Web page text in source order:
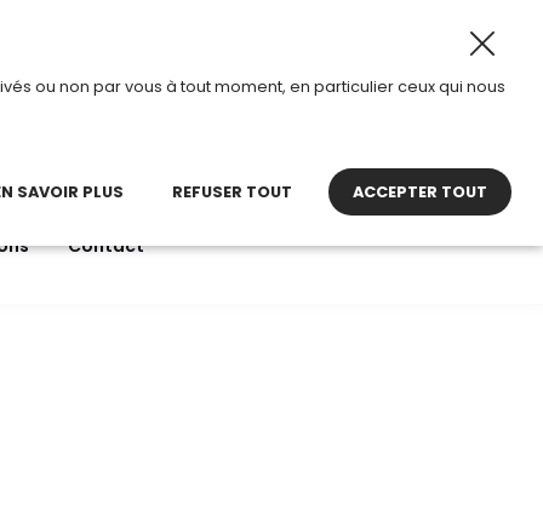
TDI passe en mode été. Horaires d’ouverture :
Contact
ou non par vous à tout moment, en particulier ceux qui nous
SAVOIR PLUS REFUSER TOUT ACCEPTER TOUT